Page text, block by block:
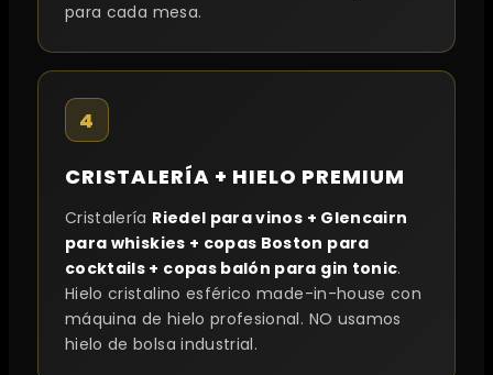
para cada mesa.
4
CRISTALERÍA + HIELO PREMIUM
Cristalería Riedel para vinos + Glencairn
para whiskies + copas Boston para
cocktails + copas balón para gin tonic.
Hielo cristalino esférico made-in-house con
máquina de hielo profesional. NO usamos
hielo de bolsa industrial.